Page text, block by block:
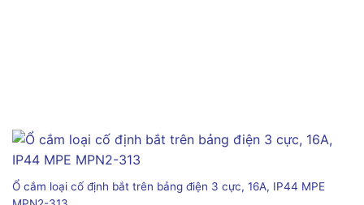
Ổ cắm loại cố định bắt trên bảng điện 3 cực, 16A, IP44 MPE